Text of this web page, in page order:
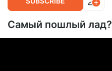
Самый пошлый лад?